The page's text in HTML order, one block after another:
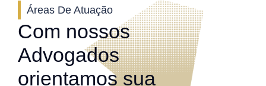
Áreas De Atuação
Com nossos
Advogados
orientamos sua